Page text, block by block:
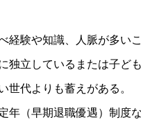
経験や知識、人脈が多いこ
独立しているまたは子ど
世代よりも蓄えがある。
年（早期退職優遇）制度